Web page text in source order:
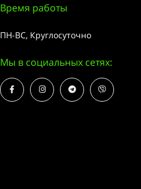
Время работы
ПН-ВС, Круглосуточно
Мы в социальных сетях: